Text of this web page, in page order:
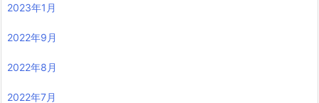
2023年1月
2022年9月
2022年8月
2022年7月